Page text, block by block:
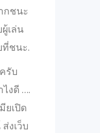
กชนะ
เล่น
ที่ชนะ.
รับ
งดี ….
ยเปิด
งเว็บ